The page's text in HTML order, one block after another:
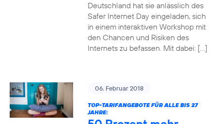
Deutschland hat sie anlässlich des
Safer Internet Day eingeladen, sich
in einem interaktiven Workshop mit
den Chancen und Risiken des
Internets zu befassen. Mit dabei: […]
06. Februar 2018
TOP-TARIFANGEBOTE FÜR ALLE BIS 27
JAHRE: